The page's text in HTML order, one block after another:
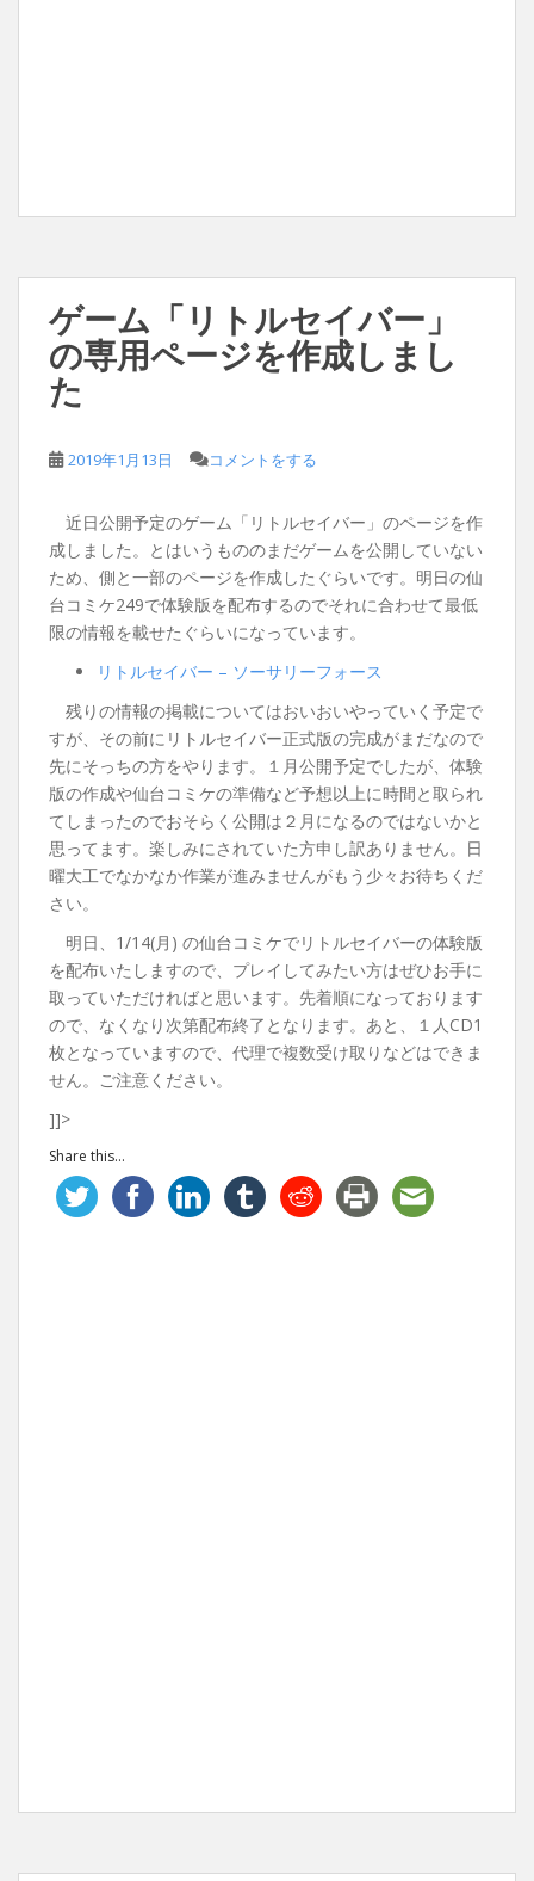
ゲーム「リトルセイバー」
の専用ページを作成しまし
た
2019年1月13日 コメントをする
近日公開予定のゲーム「リトルセイバー」のページを作
成しました。とはいうもののまだゲームを公開していない
ため、側と一部のページを作成したぐらいです。明日の仙
台コミケ249で体験版を配布するのでそれに合わせて最低
限の情報を載せたぐらいになっています。
リトルセイバー – ソーサリーフォース
残りの情報の掲載についてはおいおいやっていく予定で
すが、その前にリトルセイバー正式版の完成がまだなので
先にそっちの方をやります。１月公開予定でしたが、体験
版の作成や仙台コミケの準備など予想以上に時間と取られ
てしまったのでおそらく公開は２月になるのではないかと
思ってます。楽しみにされていた方申し訳ありません。日
曜大工でなかなか作業が進みませんがもう少々お待ちくだ
さい。
明日、1/14(月) の仙台コミケでリトルセイバーの体験版
を配布いたしますので、プレイしてみたい方はぜひお手に
取っていただければと思います。先着順になっております
ので、なくなり次第配布終了となります。あと、１人CD1
枚となっていますので、代理で複数受け取りなどはできま
せん。ご注意ください。
]]>
Share this...